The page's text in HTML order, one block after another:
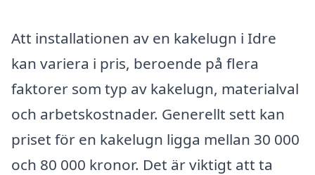
Att installationen av en kakelugn i Idre
kan variera i pris, beroende på flera
faktorer som typ av kakelugn, materialval
och arbetskostnader. Generellt sett kan
priset för en kakelugn ligga mellan 30 000
och 80 000 kronor. Det är viktigt att ta